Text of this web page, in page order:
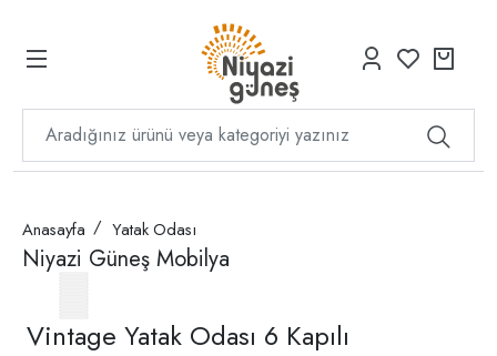
Anasayfa Yatak Odası
Niyazi Güneş Mobilya
Vintage Yatak Odası 6 Kapılı